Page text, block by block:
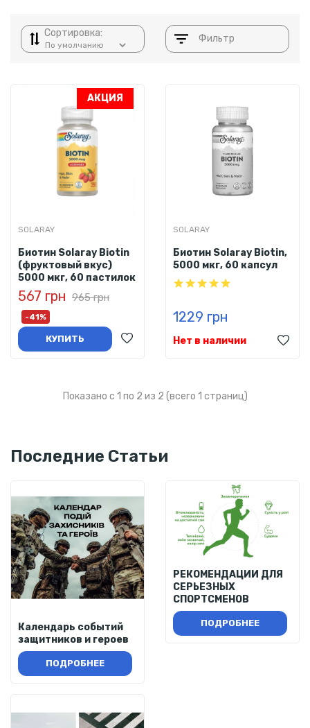
Сортировка: Фильтр
АКЦИЯ
SOLARAY
Биотин Solaray Biotin
(фруктовый вкус)
5000 мкг, 60 пастилок
567 грн 965 грн
-41%
КУПИТЬ
SOLARAY
Биотин Solaray Biotin,
5000 мкг, 60 капсул
1229 грн
Нет в наличии
Показано с 1 по 2 из 2 (всего 1 страниц)
Последние Статьи
Календарь событий
защитников и героев
ПОДРОБНЕЕ
РЕКОМЕНДАЦИИ ДЛЯ
СЕРЬЕЗНЫХ
СПОРТСМЕНОВ
ПОДРОБНЕЕ